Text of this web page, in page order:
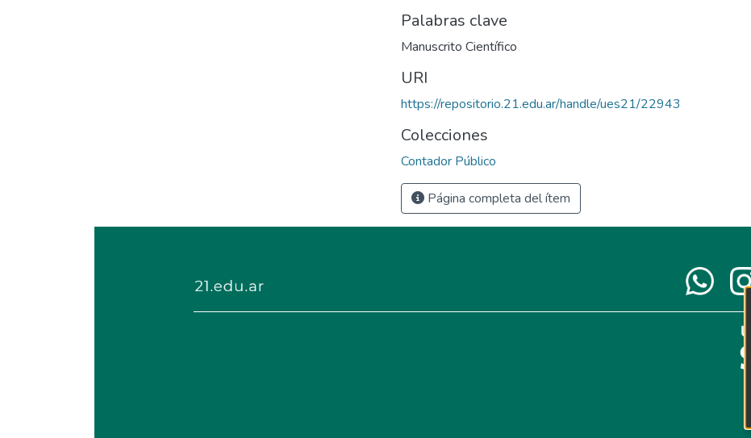
Palabras clave
Manuscrito Científico
URI
https://repositorio.21.edu.ar/handle/ues21/22943
Colecciones
Contador Público
Página completa del ítem